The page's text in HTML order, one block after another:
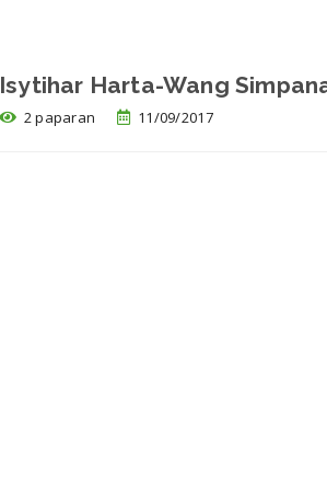
Isytihar Harta-Wang
2 paparan 11/09/2017